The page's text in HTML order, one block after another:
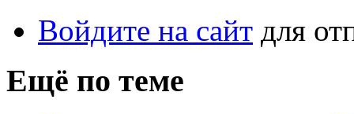
Войдите на сайт для
Ещё по теме